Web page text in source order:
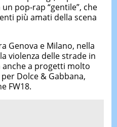
pop-rap “gentile”, che
più amati della scena
Genova e Milano, nella
violenza delle strade in
anche a progetti molto
Dolce & Gabbana,
FW18.